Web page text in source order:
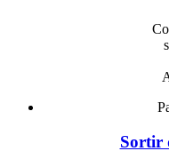
Sortir